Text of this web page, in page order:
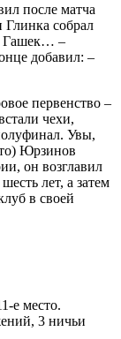
после матча
собрал
Гашек… –
добавил: –
первенство –
чехи,
Увы,
Юрзинов
он возглавил
лет, а затем
в своей
е место.
3 ничьи